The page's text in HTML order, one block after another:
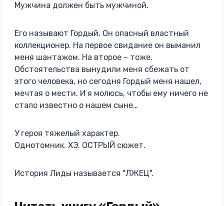
Мужчина должен быть мужчиной.
Его называют Гордый. Он опасный властный
коллекционер. На первое свидание он выманил
меня шантажом. На второе – тоже.
Обстоятельства вынудили меня сбежать от
этого человека, но сегодня Гордый меня нашел,
мечтая о мести. И я молюсь, чтобы ему ничего не
стало известно о нашем сыне…
У героя тяжелый характер.
Однотомник. ХЭ. ОСТРЫЙ сюжет.
История Лиды называется "ЛЖЕЦ".